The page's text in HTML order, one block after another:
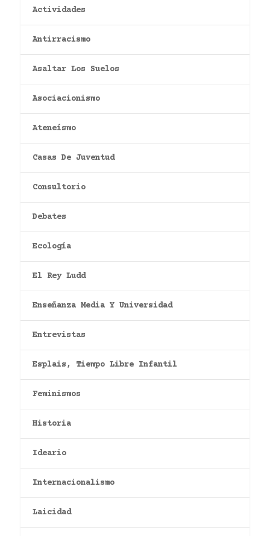
Actividades
Antirracismo
Asaltar Los Suelos
Asociacionismo
Ateneísmo
Casas De Juventud
Consultorio
Debates
Ecología
El Rey Ludd
Enseñanza Media Y Universidad
Entrevistas
Esplais, Tiempo Libre Infantil
Feminismos
Historia
Ideario
Internacionalismo
Laicidad